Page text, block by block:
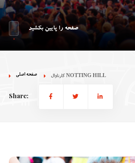
صفحه را پایین بکشید
صفحه اصلی کارناوال NOTTING HILL
Share: